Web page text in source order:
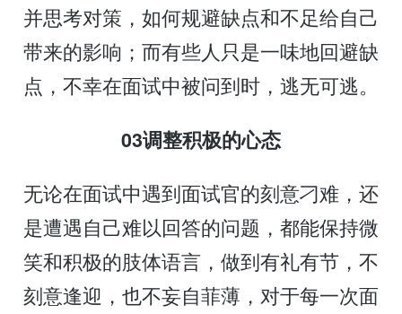
并思考对策，如何规避缺点和不足给自己
带来的影响；而有些人只是一味地回避缺
点，不幸在面试中被问到时，逃无可逃。
03调整积极的心态
无论在面试中遇到面试官的刻意刁难，还
是遭遇自己难以回答的问题，都能保持微
笑和积极的肢体语言，做到有礼有节，不
刻意逢迎，也不妄自菲薄，对于每一次面